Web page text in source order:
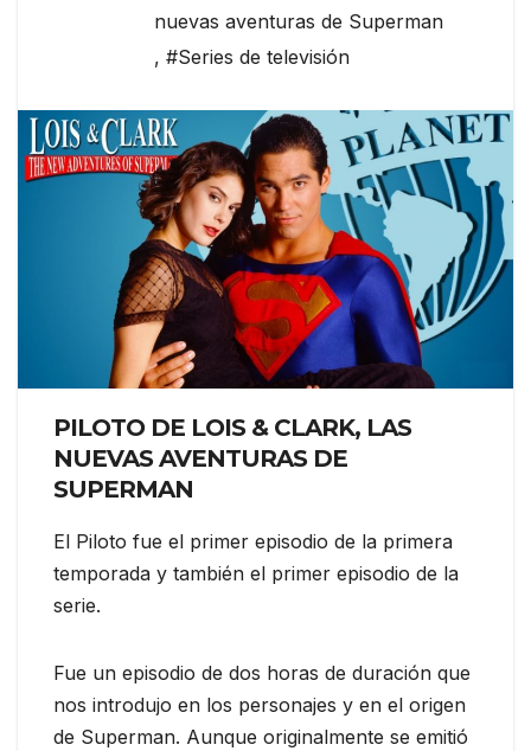
nuevas aventuras de Superman
, #Series de televisión
PILOTODE LOIS & CLARK, LAS
NUEVAS AVENTURAS DE
SUPERMAN
El Piloto fue el primer episodio de la primera
temporada y también el primer episodio de la
serie.
Fue un episodio de dos horas de duración que
nos introdujo en los personajes y en el origen
de Superman. Aunque originalmente se emitió